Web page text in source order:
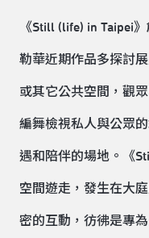
《Still (life) in Taipei
勒華近期作品多探討
或其它公共空間，觀
編舞檢視私人與公眾
遇和陪伴的場地。《
空間遊走，發生在大
密的互動，彷彿是專